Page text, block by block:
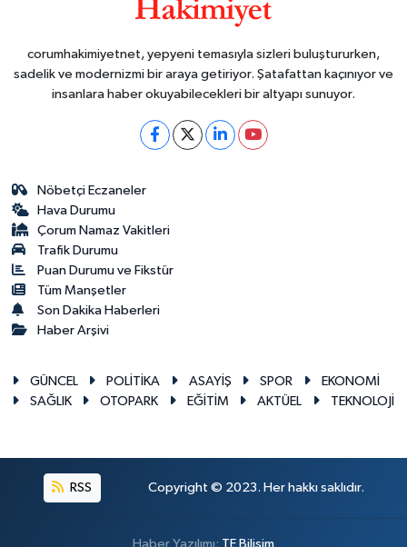
corumhakimiyetnet, yepyeni temasıyla sizleri buluştururken,
sadelik ve modernizmi bir araya getiriyor. Şatafattan kaçınıyor ve
insanlara haber okuyabilecekleri bir altyapı sunuyor.
Nöbetçi Eczaneler
Hava Durumu
Çorum Namaz Vakitleri
Trafik Durumu
Puan Durumu ve Fikstür
Tüm Manşetler
Son Dakika Haberleri
Haber Arşivi
GÜNCEL POLİTİKA ASAYİŞ SPOR
EKONOMİ
SAĞLIK
OTOPARK EĞİTİM AKTÜEL TEKNOLOJİ
RSS Copyright © 2023. Her hakkı saklıdır.
Haber Yazılımı: TE Bilişim